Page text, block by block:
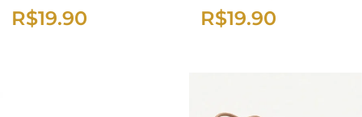
R$19.90 R$19.90